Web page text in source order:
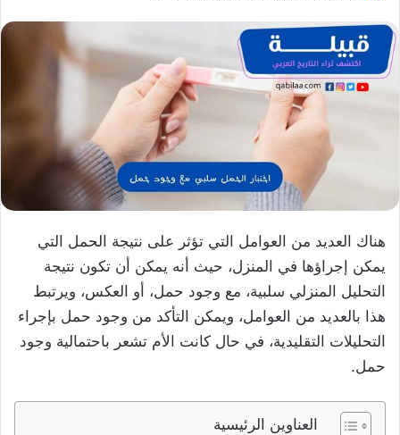
هناك العديد من العوامل التي تؤثر على نتيجة الحمل التي
يمكن إجراؤها في المنزل، حيث أنه يمكن أن تكون نتيجة
التحليل المنزلي سلبية، مع وجود حمل، أو العكس، ويرتبط
هذا بالعديد من العوامل، ويمكن التأكد من وجود حمل بإجراء
التحليلات التقليدية، في حال كانت الأم تشعر باحتمالية وجود
حمل.
العناوين الرئيسية